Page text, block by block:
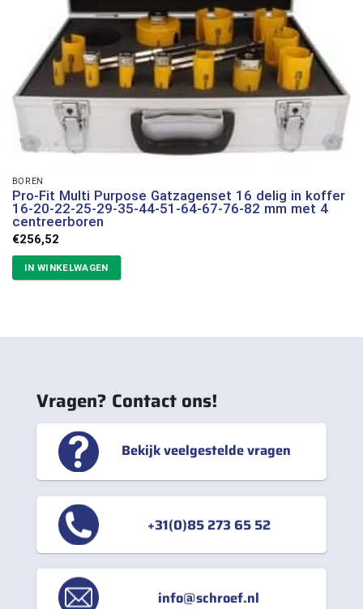
BOREN
Pro-Fit Multi Purpose Gatzagenset 16 delig in koffer
16-20-22-25-29-35-44-51-64-67-76-82 mm met 4
centreerboren
€256,52
IN WINKELWAGEN
Vragen? Contact ons!
Bekijk veelgestelde vragen
+31(0)85 273 65 52
info@schroef.nl